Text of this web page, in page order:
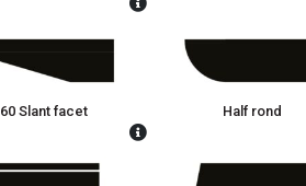
60 Slant facet Half rond